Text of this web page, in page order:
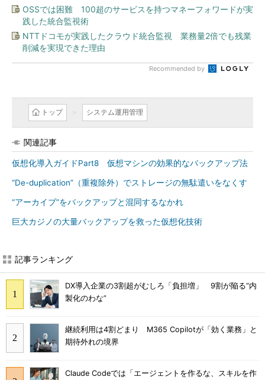
OSSでは困難 100超のサービスを持つマネーフォワードが実
践した統合監視術
NTTドコモが実践したクラウド統合監視 業務量2倍でも残業
削減を実現できた理由
Recommended by
トップ システム運用管理
関連記事
仮想化導入ガイドPart8 仮想マシンの効果的なバックアップ法
“De-duplication”（重複除外）でストレージの無駄遣いをなくす
“アーカイブ”をバックアップと混同するなかれ
巨大カジノの大量バックアップを救った仮想化技術
記事ランキング
DX導入企業の3割超がむしろ「負担増」 9割が陥る“内
製化のわな”
継続利用は4割どまり M365 Copilotが「効く業務」と
期待外れの境界
Claude Codeでは「エージェントを作るな、スキルを作